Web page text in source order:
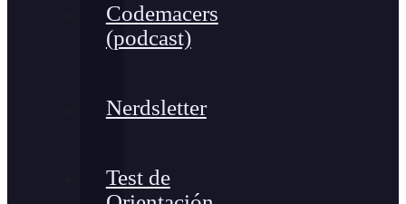
Codemacers
(podcast)
Nerdsletter
Test de